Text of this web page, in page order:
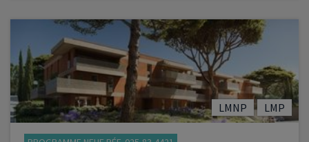
VOIR LE PROGRAMME
LMNP LMP